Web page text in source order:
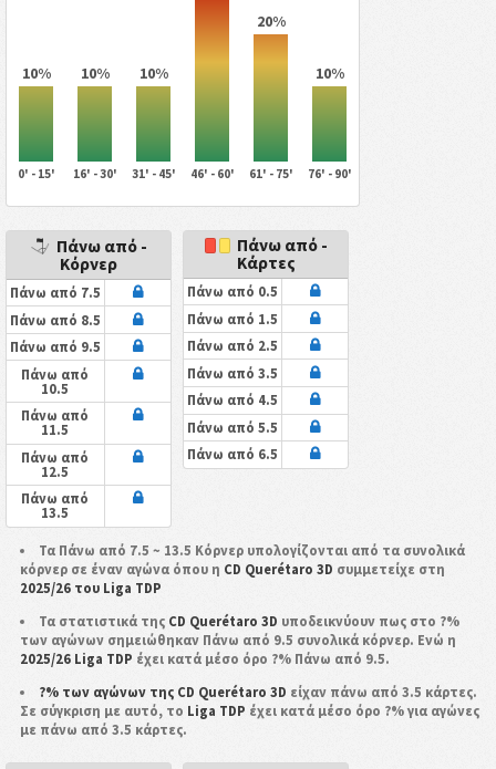
10% 10% 10%
20%
10%
0' - 15' 16' - 30' 31' - 45' 46' - 60' 61' - 75' 76' - 90'
Πάνω από -
Κόρνερ
Πάνω από 7.5
Πάνω από 8.5
Πάνω από 9.5
Πάνω από
10.5
Πάνω από
11.5
Πάνω από
12.5
Πάνω από
13.5
Πάνω από -
Κάρτες
Πάνω από 0.5
Πάνω από 1.5
Πάνω από 2.5
Πάνω από 3.5
Πάνω από 4.5
Πάνω από 5.5
Πάνω από 6.5
Τα Πάνω από 7.5 ~ 13.5 Κόρνερ υπολογίζονται από τα συνολικά
κόρνερ σε έναν αγώνα όπου η CD Querétaro 3D συμμετείχε στη
2025/26 του Liga TDP
Τα στατιστικά της CD Querétaro 3D υποδεικνύουν πως στο ?%
των αγώνων σημειώθηκαν Πάνω από 9.5 συνολικά κόρνερ. Ενώ η
2025/26 Liga TDP έχει κατά μέσο όρο ?% Πάνω από 9.5.
?% των αγώνων της CD Querétaro 3D είχαν πάνω από 3.5 κάρτες.
Σε σύγκριση με αυτό, το Liga TDP έχει κατά μέσο όρο ?% για αγώνες
με πάνω από 3.5 κάρτες.